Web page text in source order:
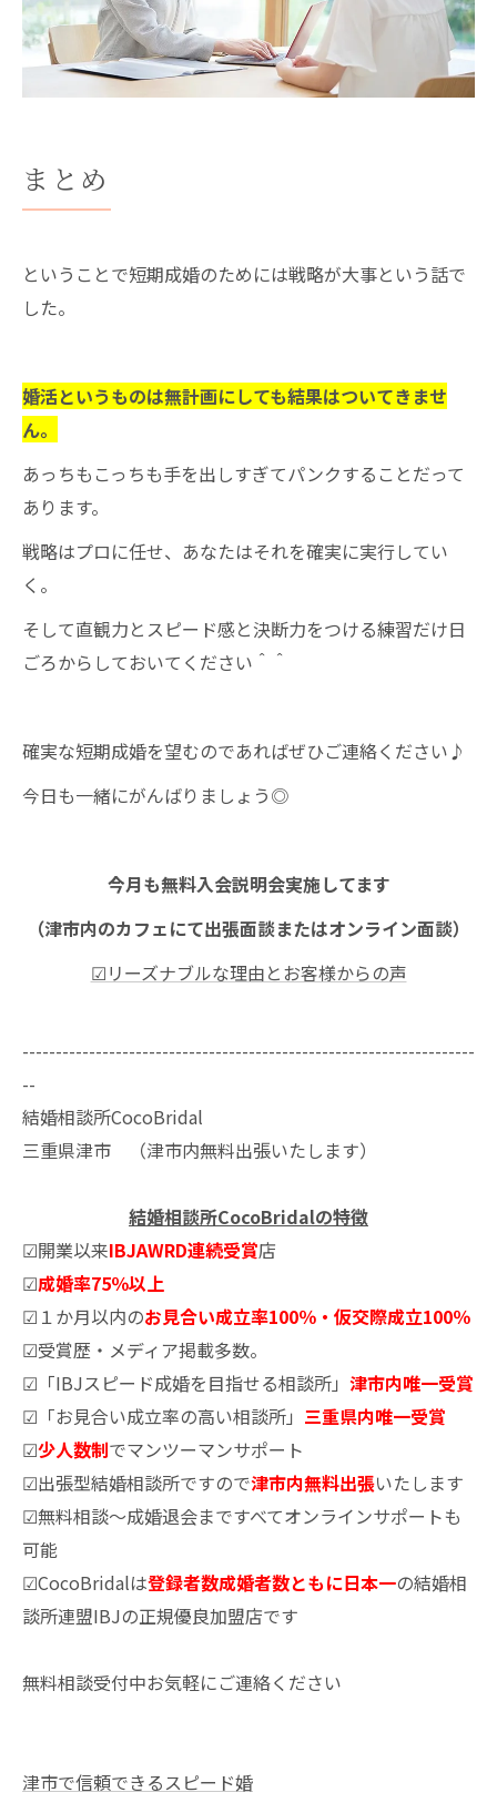
まとめ
ということで短期成婚のためには戦略が大事という話で
した。
婚活というものは無計画にしても結果はついてきませ
ん。
あっちもこっちも手を出しすぎてパンクすることだって
あります。
戦略はプロに任せ、あなたはそれを確実に実行してい
く。
そして直観力とスピード感と決断力をつける練習だけ日
ごろからしておいてください＾＾
確実な短期成婚を望むのであればぜひご連絡ください♪
今日も一緒にがんばりましょう◎
今月も無料入会説明会実施してます
（津市内のカフェにて出張面談またはオンライン面談）
☑リーズナブルな理由とお客様からの声
--------------------------------------------------------------------
--
結婚相談所CocoBridal
三重県津市 （津市内無料出張いたします）
結婚相談所CocoBridalの特徴
☑開業以来IBJAWRD連続受賞店
☑成婚率75％以上
☑１か月以内のお見合い成立率100％・仮交際成立100％
☑受賞歴・メディア掲載多数。
☑「IBJスピード成婚を目指せる相談所」 津市内唯一受賞
☑「お見合い成立率の高い相談所」 三重県内唯一受賞
☑少人数制でマンツーマンサポート
☑出張型結婚相談所ですので津市内無料出張いたします
☑無料相談～成婚退会まですべてオンラインサポートも
可能
☑CocoBridalは登録者数成婚者数ともに日本一の結婚相
談所連盟IBJの正規優良加盟店です
無料相談受付中お気軽にご連絡ください
津市で信頼できるスピード婚